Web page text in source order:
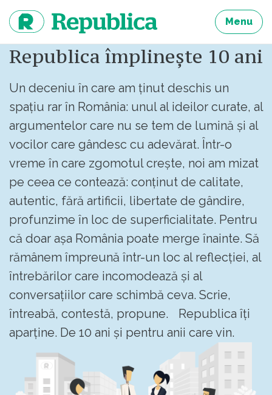
continut
Menu
Republica împlinește 10 ani
Un deceniu în care am ținut deschis un
spațiu rar în România: unul al ideilor curate, al
argumentelor care nu se tem de lumină și al
vocilor care gândesc cu adevărat. Într-o
vreme în care zgomotul crește, noi am mizat
pe ceea ce contează: conținut de calitate,
autentic, fără artificii, libertate de gândire,
profunzime în loc de superficialitate. Pentru
că doar așa România poate merge înainte. Să
rămânem împreună într-un loc al reflecției, al
întrebărilor care incomodează și al
conversațiilor care schimbă ceva. Scrie,
întreabă, contestă, propune. Republica îți
aparține. De 10 ani și pentru anii care vin.